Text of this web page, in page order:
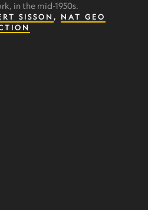
in the mid-1950s.
SISSON , NAT GEO